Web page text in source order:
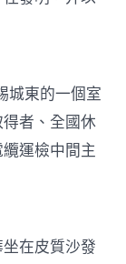
東的一個室
者、全國休
運檢中間主
在皮質沙發